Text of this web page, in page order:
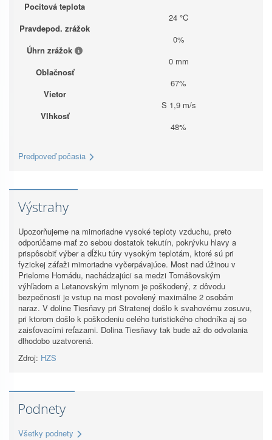
Pocitová teplota
24 °C
Pravdepod. zrážok
0%
Úhrn zrážok
0 mm
Oblačnosť
67%
Vietor
S 1,9 m/s
Vlhkosť
48%
Predpoveď počasia
Výstrahy
Upozorňujeme na mimoriadne vysoké teploty vzduchu, preto
odporúčame mať zo sebou dostatok tekutín, pokrývku hlavy a
prispôsobiť výber a dĺžku túry vysokým teplotám, ktoré sú pri
fyzickej záťaži mimoriadne vyčerpávajúce. Most nad úžinou v
Prielome Hornádu, nachádzajúci sa medzi Tomášovským
výhľadom a Letanovským mlynom je poškodený, z dôvodu
bezpečnosti je vstup na most povolený maximálne 2 osobám
naraz. V doline Tiesňavy pri Stratenej došlo k svahovému zosuvu,
pri ktorom došlo k poškodeniu celého turistického chodníka aj so
zaisťovacími reťazami. Dolina Tiesňavy tak bude až do odvolania
dlhodobo uzatvorená.
Zdroj: HZS
Podnety
Všetky podnety